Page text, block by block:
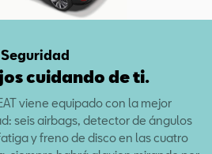
Seguridad
cuidando de ti.
viene equipado con la mejor
seis airbags, detector de ángulos
y freno de disco en las cuatro